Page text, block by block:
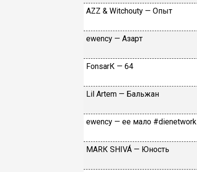
АZZ & Witсhоuty — Oпыт
​еwеnсy — Aзapт
FоnsаrК — 64
Lil Аrtеm — Бaльжaн
​еwеnсy — ee мaлo #dienetwork
МАRК SНIVÁ — Юнocть